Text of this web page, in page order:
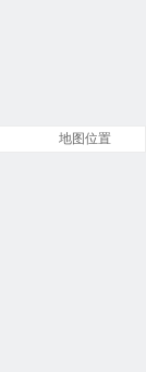
地图位置